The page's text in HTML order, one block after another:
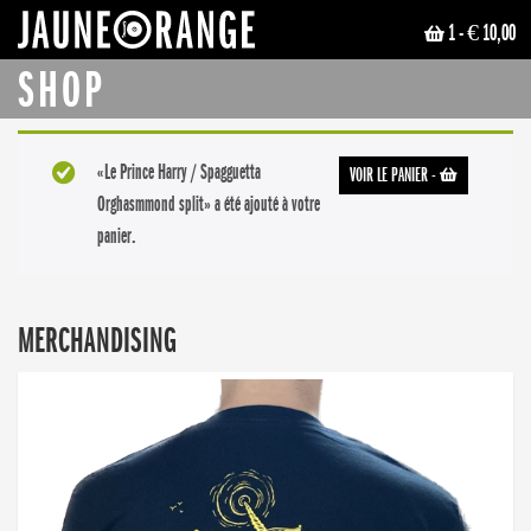
1- € 10,00
SHOP
VOIR LE PANIER-
«Le Prince Harry / Spagguetta
Orghasmmond split» a été ajouté à votre
panier.
MERCHANDISING